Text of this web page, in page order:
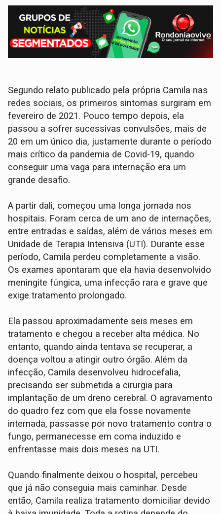
Segundo relato publicado pela própria Camila nas
redes sociais, os primeiros sintomas surgiram em
fevereiro de 2021. Pouco tempo depois, ela
passou a sofrer sucessivas convulsões, mais de
20 em um único dia, justamente durante o período
mais crítico da pandemia de Covid-19, quando
conseguir uma vaga para internação era um
grande desafio.
A partir dali, começou uma longa jornada nos
hospitais. Foram cerca de um ano de internações,
entre entradas e saídas, além de vários meses em
Unidade de Terapia Intensiva (UTI). Durante esse
período, Camila perdeu completamente a visão.
Os exames apontaram que ela havia desenvolvido
meningite fúngica, uma infecção rara e grave que
exige tratamento prolongado.
Ela passou aproximadamente seis meses em
tratamento e chegou a receber alta médica. No
entanto, quando ainda tentava se recuperar, a
doença voltou a atingir outro órgão. Além da
infecção, Camila desenvolveu hidrocefalia,
precisando ser submetida a cirurgia para
implantação de um dreno cerebral. O agravamento
do quadro fez com que ela fosse novamente
internada, passasse por novo tratamento contra o
fungo, permanecesse em coma induzido e
enfrentasse mais dois meses na UTI.
Quando finalmente deixou o hospital, percebeu
que já não conseguia mais caminhar. Desde
então, Camila realiza tratamento domiciliar devido